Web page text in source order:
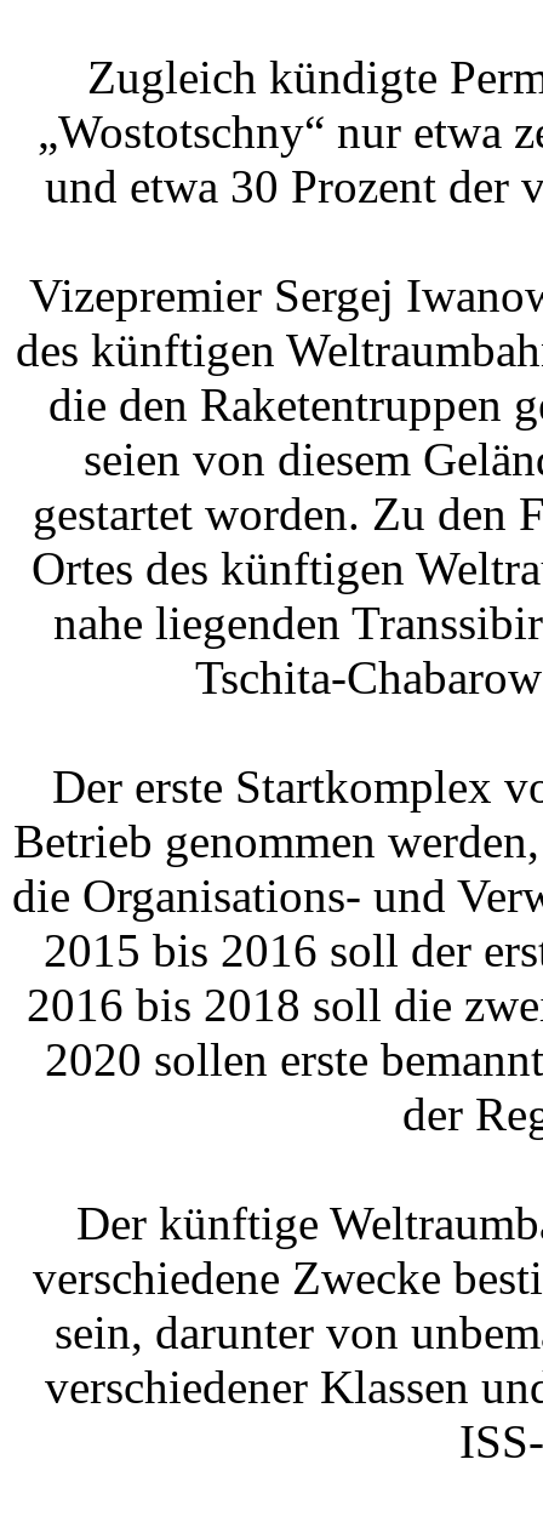
Zugleich kündigte
„Wostotschny“ nur etwa
und etwa 30 Prozent der
Vizepremier Sergej
des künftigen
die den Raketentruppen
seien von diesem
gestartet worden. Zu den
Ortes des künftigen
nahe liegenden
Tschita-
Der erste Startkomplex
Betrieb genommen
die Organisations- und
2015 bis 2016 soll der
2016 bis 2018 soll die
2020 sollen erste
der
Der künftige
verschiedene Zwecke
sein, darunter von
verschiedener Klassen